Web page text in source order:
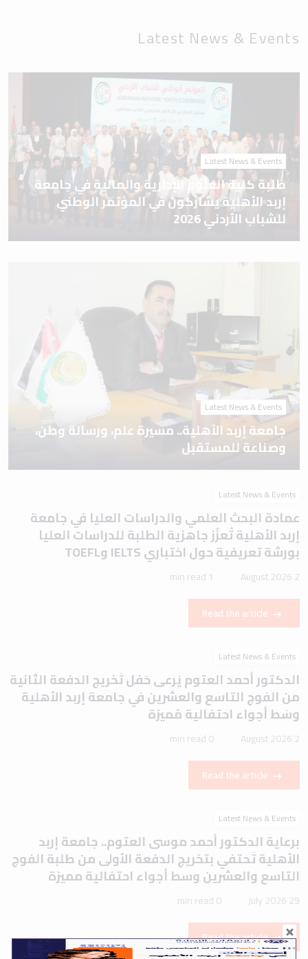
Latest News & Events
Latest News & Events
طلبة كلية العلوم الإدارية والمالية في جامعة
إربد الأهلية يشاركون في المؤتمر الوطني
للشباب الأردني 2026
Latest News & Events
جامعة إربد الأهلية.. مسيرة علم، ورسالة وطن،
وصناعة للمستقبل
Latest News & Events
عمادة البحث العلمي والدراسات العليا في جامعة
إربد الأهلية تُعزّز جاهزية الطلبة للدراسات العليا
بورشة تعريفية حول اختباري IELTS وTOEFL
2 August 2026
1 min read
Read the article
Latest News & Events
الدكتور أحمد العتوم يَرعى حَفل تَخريج الدفعة الثانية
من الفوج التاسع والعشرين في جامعة إربد الأهلية
وسَط أجواء احتفالية مُميزة
2 August 2026
0 min read
Read the article
Latest News & Events
برعاية الدكتور أحمد موسى العتوم.. جامعة إربد
الأهلية تَحتفي بتخريج الدفعة الأولى من طلبة الفوج
التاسع والعشرين وسط أجواء احتفالية مميزة
29 July 2026
0 min read
Read the article